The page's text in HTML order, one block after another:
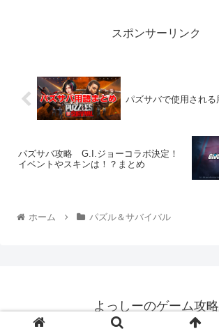
スポンサーリンク
パズサバで使用される
パズサバ攻略 G.I.ジョーコラボ決定！
イベントやスキンは！？まとめ
ホーム パズル＆サバイバル
よっしーのゲーム攻略
© 2016 よっしーのゲーム攻略.